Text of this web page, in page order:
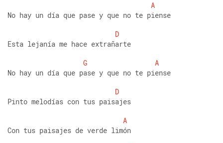
A
No hay un día que pase y que no te piense
D
Esta lejanía me hace extrañarte
G
A
No hay un día que pase y que no te piense
D
Pinto melodías con tus paisajes
A
Con tus paisajes de verde limón